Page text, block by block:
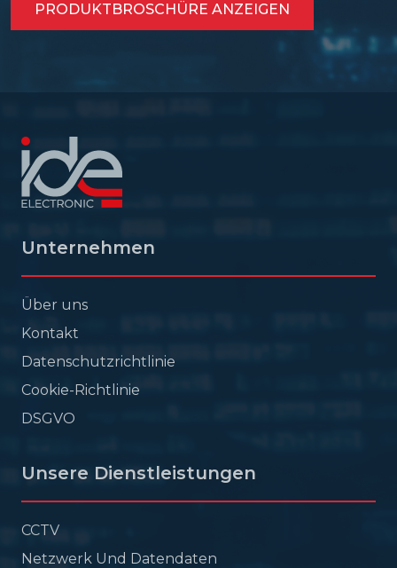
PRODUKTBROSCHÜRE ANZEIGEN
Unternehmen
Über uns
Kontakt
Datenschutzrichtlinie
Cookie-Richtlinie
DSGVO
Unsere Dienstleistungen
CCTV
Netzwerk Und Datendaten